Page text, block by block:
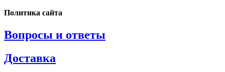
Политика сайта
Вопросы и ответы
Доставка